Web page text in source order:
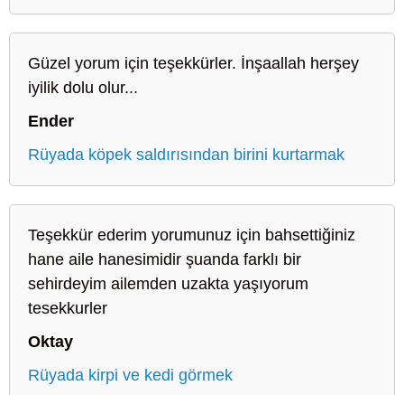
Güzel yorum için teşekkürler. İnşaallah herşey
iyilik dolu olur...
Ender
Rüyada köpek saldırısından birini kurtarmak
Teşekkür ederim yorumunuz için bahsettiğiniz
hane aile hanesimidir şuanda farklı bir
sehirdeyim ailemden uzakta yaşıyorum
tesekkurler
Oktay
Rüyada kirpi ve kedi görmek